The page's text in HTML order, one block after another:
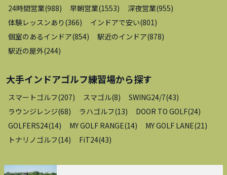
24時間営業(988) 早朝営業(1553) 深夜営業(955)
体験レッスンあり (366) インドアで安い(801)
個室のあるインドア(854) 駅近のインドア(878)
駅近の屋外(244)
大手インドアゴルフ練習場から探す
スマートゴルフ(207) スマゴル(8) SWING24/7(43)
ラウンジレンジ(68) ラハゴルフ(13) DOOR TO GOLF(24)
GOLFERS24(14) MY GOLF RANGE(14) MY GOLF LANE(21)
トナリノゴルフ(14) FiT24(43)